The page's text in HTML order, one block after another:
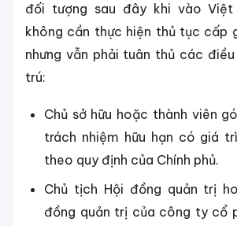
đối tượng sau đây khi vào
không cần thực hiện thủ tục cấp
nhưng vẫn phải tuân thủ các
trú:
Chủ sở hữu hoặc thành viên
trách nhiệm hữu hạn có giá
theo quy định của Chính phủ.
Chủ tịch Hội đồng quản trị
đồng quản trị của công ty cổ